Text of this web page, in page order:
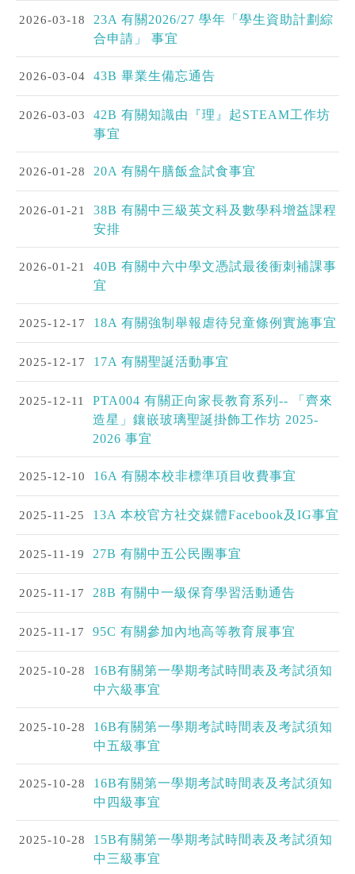
2026-03-18
23A 有關2026/27 學年「學生資助計劃綜
合申請」 事宜
2026-03-04 43B 畢業生備忘通告
2026-03-03
42B 有關知識由『理』起STEAM工作坊
事宜
2026-01-28 20A 有關午膳飯盒試食事宜
2026-01-21
38B 有關中三級英文科及數學科增益課程
安排
2026-01-21
40B 有關中六中學文憑試最後衝刺補課事
宜
2025-12-17 18A 有關強制舉報虐待兒童條例實施事宜
2025-12-17 17A 有關聖誕活動事宜
2025-12-11
PTA004 有關正向家長教育系列-- 「齊來
造星」鑲嵌玻璃聖誕掛飾工作坊 2025-
2026 事宜
2025-12-10 16A 有關本校非標準項目收費事宜
2025-11-25 13A 本校官方社交媒體Facebook及IG事宜
2025-11-19 27B 有關中五公民團事宜
2025-11-17 28B 有關中一級保育學習活動通告
2025-11-17 95C 有關參加內地高等教育展事宜
2025-10-28
16B有關第一學期考試時間表及考試須知
中六級事宜
2025-10-28
16B有關第一學期考試時間表及考試須知
中五級事宜
2025-10-28
16B有關第一學期考試時間表及考試須知
中四級事宜
2025-10-28
15B有關第一學期考試時間表及考試須知
中三級事宜